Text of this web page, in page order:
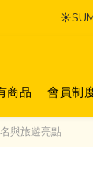
商品 會員制
與旅遊亮點